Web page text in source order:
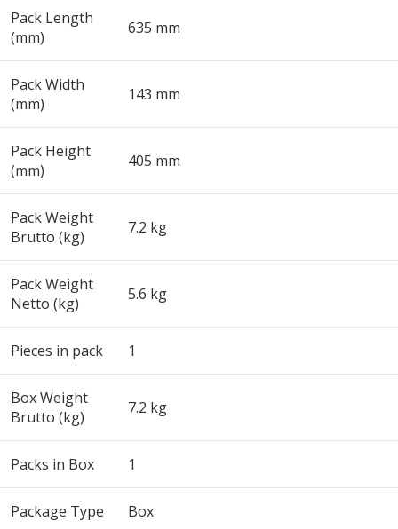
Pack Length
(mm)
635 mm
Pack Width
(mm)
143 mm
Pack Height
(mm)
405 mm
Pack Weight
Brutto (kg)
7.2 kg
Pack Weight
Netto (kg)
5.6 kg
Pieces in pack 1
Box Weight
Brutto (kg)
7.2 kg
Packs in Box 1
Package Type Box